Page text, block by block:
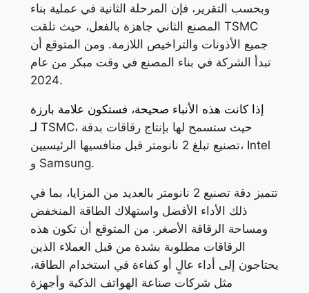
وبحسب التقرير، فإن المرحلة الثانية في عملية بناء
المصنع الثاني جاهزة بالفعل، حيث تلقت TSMC
جميع الأذونات والتراخيص اللازمة. ومن المتوقع أن
تبدأ الشركة في بناء المصنع في وقت مبكر من عام
2024.
إذا كانت هذه الأنباء صحيحة، فستكون علامة بارزة
TSMC، حيث ستسمح لها بإنتاج رقاقات بدقة
تصنيع تبلغ 2 نانومتر قبل منافسيها الرئيسيين، Intel
و Samsung.
تتميز دقة تصنيع 2 نانومتر بالعديد من المزايا، بما في
ذلك الأداء الأفضل واستهلاك الطاقة المنخفض
ومساحة الرقاقة الأصغر. من المتوقع أن تكون هذه
الرقاقات مطلوبة بشدة من قبل العملاء الذين
يحتاجون إلى أداء عالٍ أو كفاءة في استخدام الطاقة،
مثل شركات صناعة الهواتف الذكية وأجهزة